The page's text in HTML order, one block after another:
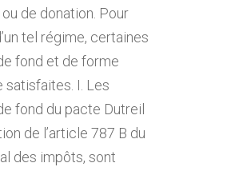
de donation. Pour
tel régime, certaines
fond et de forme
satisfaites. I. Les
fond du pacte Dutreil
de l’article 787 B du
des impôts, sont